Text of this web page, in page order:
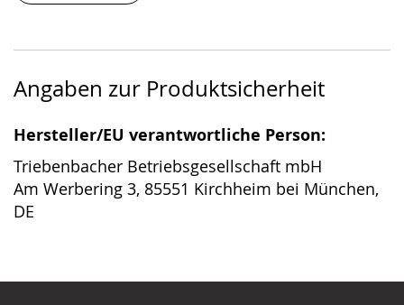
Angaben zur Produktsicherheit
Hersteller/EU verantwortliche Person:
Triebenbacher Betriebsgesellschaft mbH
Am Werbering 3, 85551 Kirchheim bei München,
DE